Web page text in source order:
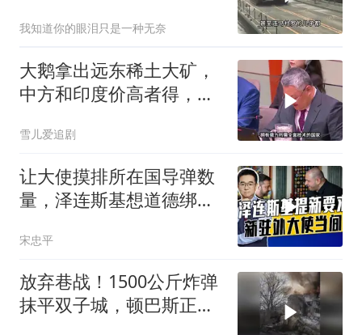
我知道你的眼泪只是一种无奈
大鹅拿出远东稀土大矿，
中方和印度价高者得，背
雪儿爱追剧
让大使摸排所在国导弹数
量，泽连斯基想道德绑架
宋忠平
放弃巷战！1500公斤炸弹
抹平双子城，顿巴斯正变